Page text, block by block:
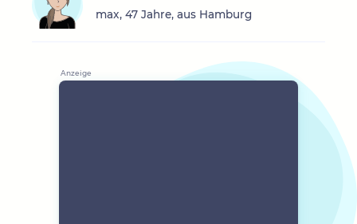
max, 47 Jahre, aus Hamburg